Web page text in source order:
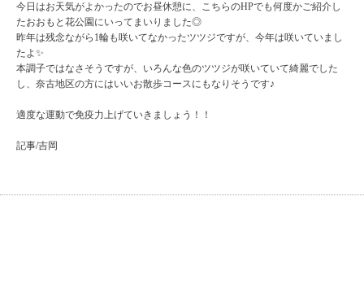
今日はお天気がよかったのでお昼休憩に、こちらのHPでも何度かご紹介し
たおおもと花公園にいってまいりました◎
昨年は残念ながら1輪も咲いてなかったツツジですが、今年は咲いていまし
たよ✨
本調子ではなさそうですが、いろんな色のツツジが咲いていて綺麗でした
し、奈古地区の方にはいいお散歩コースにもなりそうです♪
適度な運動で免疫力上げていきましょう！！
記事/吉岡